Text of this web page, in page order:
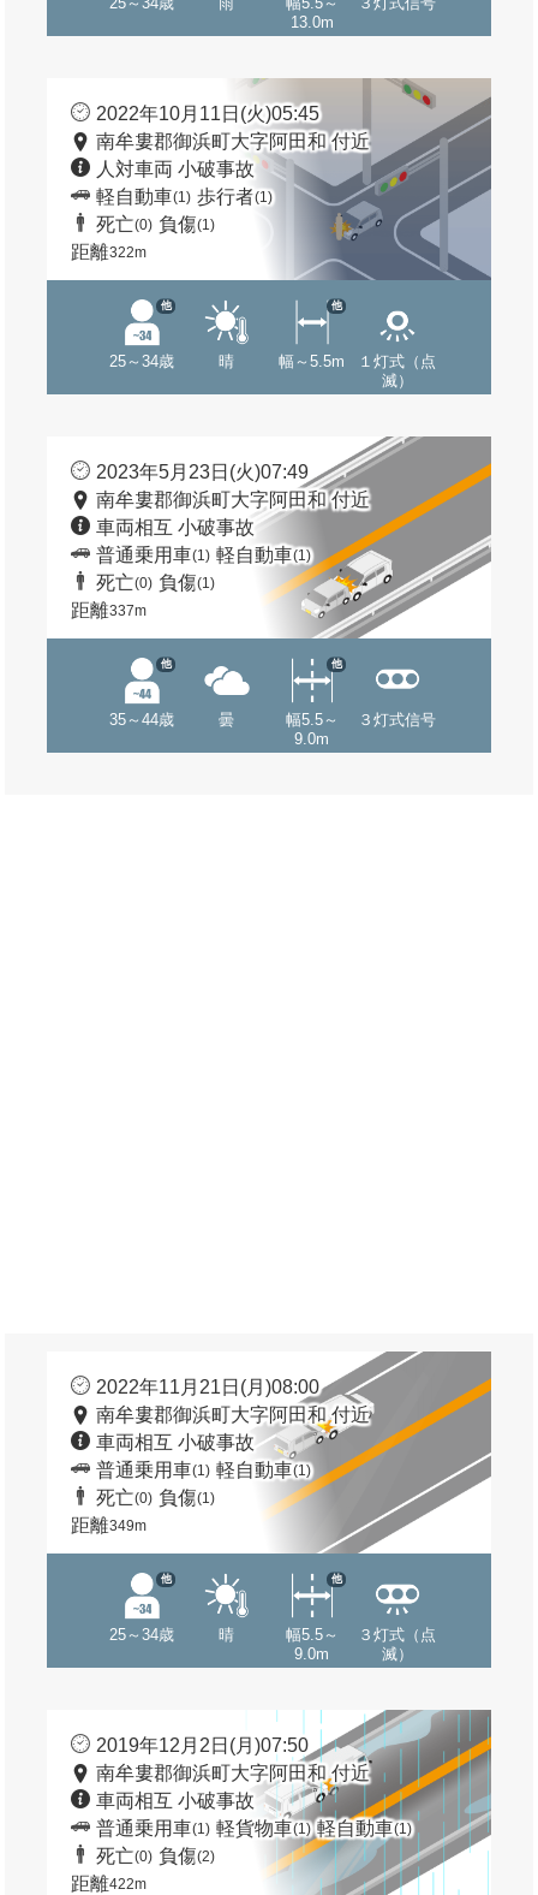
13.0m
2022年10月11日(火)05:45
南牟婁郡御浜町大字阿田和 付近
人対車両 小破事故
軽自動車(1) 歩行者(1)
死亡(0) 負傷(1)
距離322m
25～34歳
他
晴 幅～5.5m
他
１灯式（点
滅）
2023年5月23日(火)07:49
南牟婁郡御浜町大字阿田和 付近
車両相互 小破事故
普通乗用車(1) 軽自動車(1)
死亡(0) 負傷(1)
距離337m
35～44歳
他
曇
幅5.5～
9.0m
他
３灯式信号
2022年11月21日(月)08:00
南牟婁郡御浜町大字阿田和 付近
車両相互 小破事故
普通乗用車(1) 軽自動車(1)
死亡(0) 負傷(1)
距離349m
25～34歳
他
晴
幅5.5～
9.0m
他
３灯式（点
滅）
2019年12月2日(月)07:50
南牟婁郡御浜町大字阿田和 付近
車両相互 小破事故
普通乗用車(1) 軽貨物車(1) 軽自動車(1)
死亡(0) 負傷(2)
距離422m